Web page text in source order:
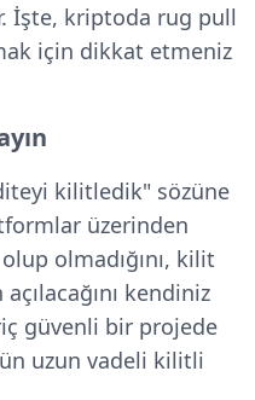
İşte, kriptoda rug pull
için dikkat etmeniz
kilitledik" sözüne
üzerinden
olmadığını, kilit
kendiniz
güvenli bir projede
uzun vadeli kilitli